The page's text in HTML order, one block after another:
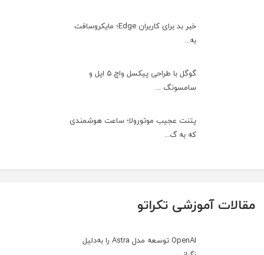
خبر بد برای کاربران Edge؛ مایکروسافت
به‌...
گوگل با طراحی پیکسل واچ ۵ اپل و
سامسونگ ...
پتنت عجیب موتورولا؛ ساعت هوشمندی
که به گ...
مقالات آموزشی تکراتو
OpenAI توسعه مدل Astra را به‌دلیل